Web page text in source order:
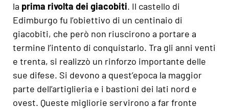
la prima rivolta dei giacobiti. Il castello di
Edimburgo fu l’obiettivo di un centinaio di
giacobiti, che però non riuscirono a portare a
termine l’intento di conquistarlo. Tra gli anni venti
e trenta, si realizzò un rinforzo importante delle
sue difese. Si devono a quest’epoca la maggior
parte dell’artiglieria e i bastioni dei lati nord e
ovest. Queste migliorie servirono a far fronte